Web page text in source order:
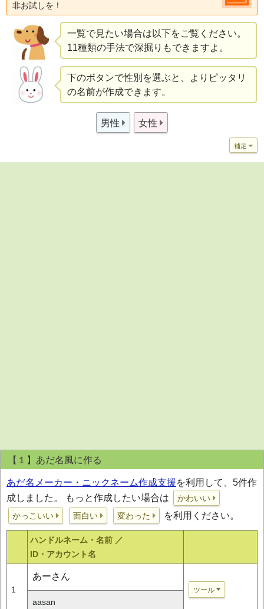
非お試しを！
一覧で見たい場合は以下をご覧ください。
11種類の手法で深掘りもできますよ。
下のボタンで性別を選ぶと、よりピッタリ
の名前が作成できます。
男性 女性
補足
【１】あだ名風に作る
あだ名メーカー・ニックネーム作成支援を利用して、5件作
成しました。 もっと作成したい場合は
かわいい
かっこいい
面白い 変わった を利用ください。
ハンドルネーム・名前 ／
ID・アカウント名
1
あーさん
ツール
aasan